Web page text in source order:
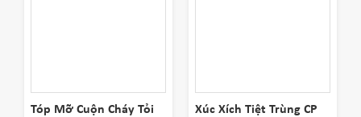
Tóp Mỡ Cuộn Cháy Tỏi
Xúc Xích Tiệt Trùng CP